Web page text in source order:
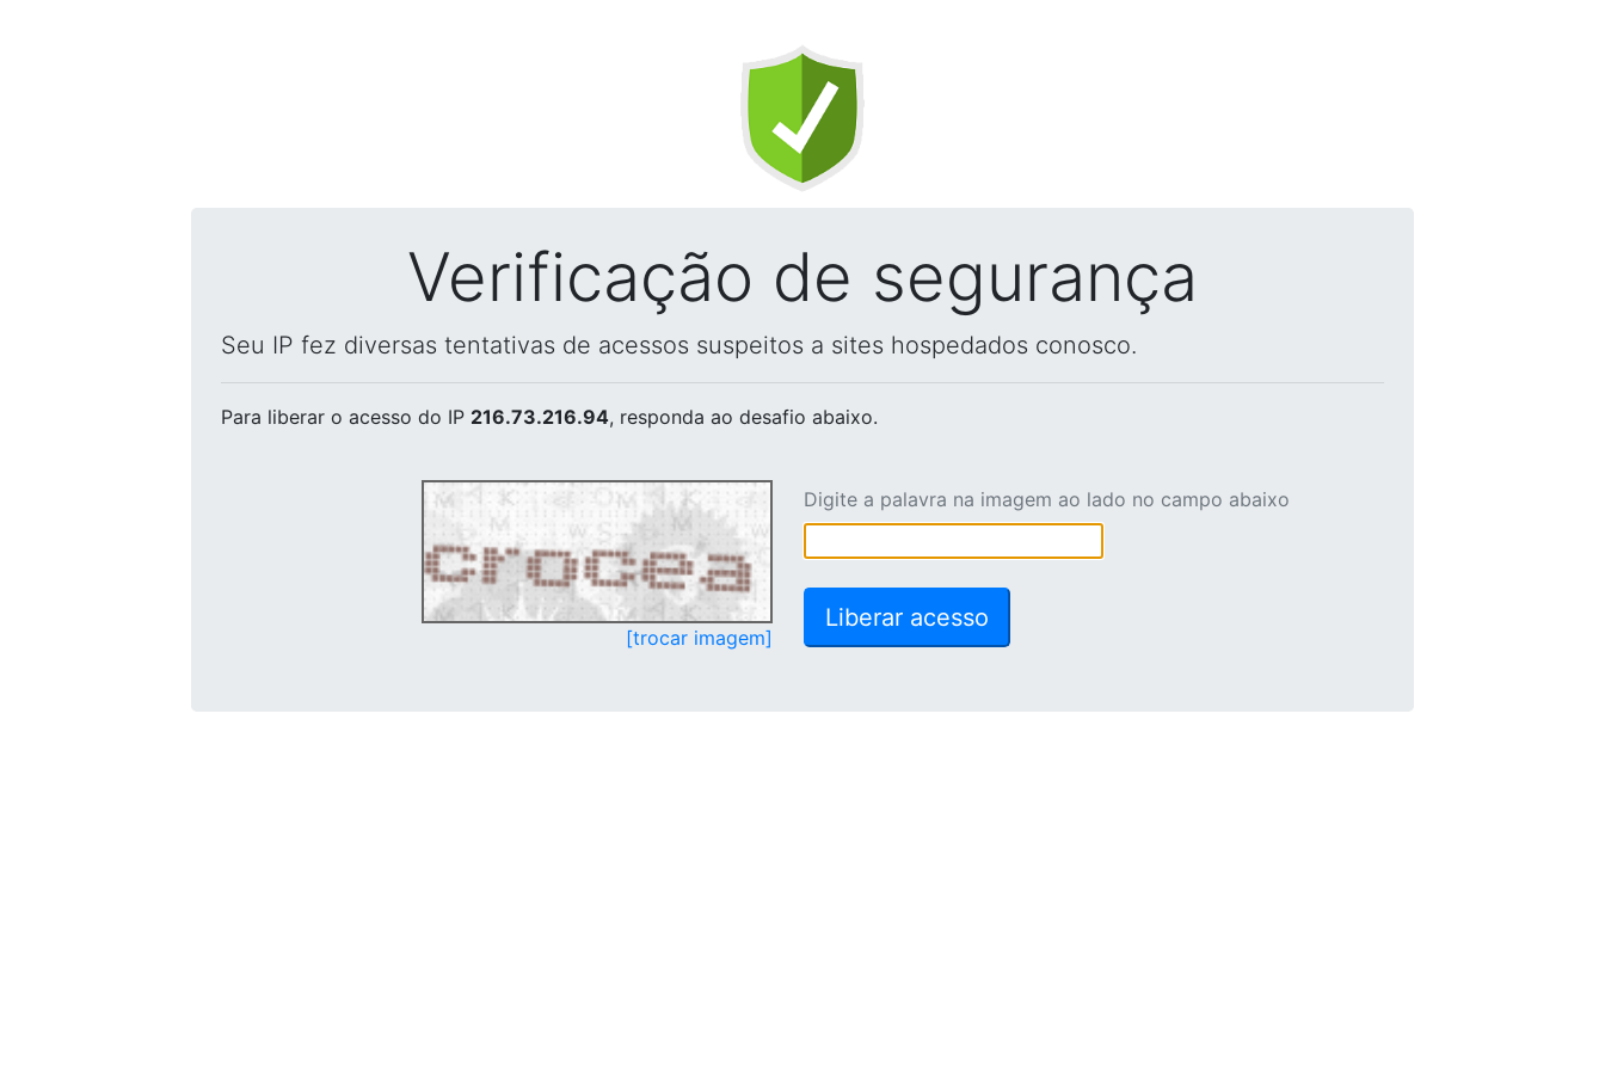
Verificação de segurança
Seu IP fez diversas tentativas de acessos suspeitos a sites hospedados conosco.
Para liberar o acesso do IP 216.73.216.94, responda ao desafio abaixo.
[trocar imagem]
Digite a palavra na imagem ao lado no campo abaixo